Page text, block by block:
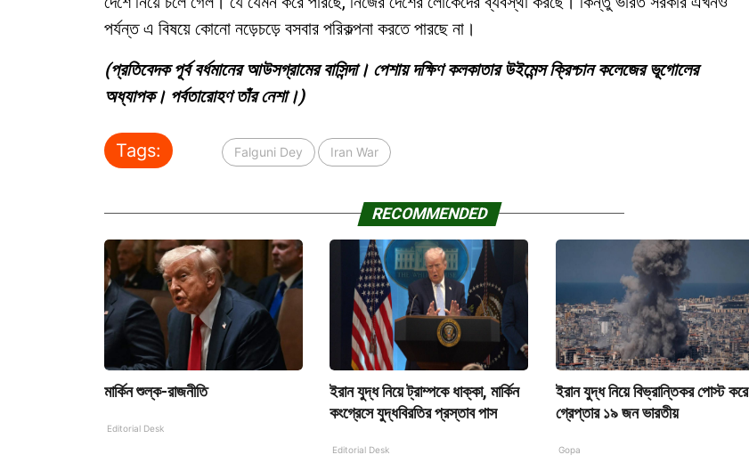
পর্যন্ত এ বিষয়ে কোনো নড়েচড়ে বসবার পরিকল্পনা করতে পারছে না।
(প্রতিবেদক পূর্ব বর্ধমানের আউসগ্রামের বাসিন্দা। পেশায় দক্ষিণ কলকাতার উইমেন্স ক্রিশ্চান কলেজের ভূগোলের
অধ্যাপক। পর্বতারোহণ তাঁর নেশা।)
Tags: Falguni Dey Iran War
RECOMMENDED
মার্কিন শুল্ক-রাজনীতি
Editorial Desk
ইরান যুদ্ধ নিয়ে ট্রাম্পকে ধাক্কা, মার্কিন
কংগ্রেসে যুদ্ধবিরতির প্রস্তাব পাস
Editorial Desk
ইরান যুদ্ধ নিয়ে বিভ্রান্তিকর পোস্ট করে
গ্রেপ্তার ১৯ জন ভারতীয়
Gopa